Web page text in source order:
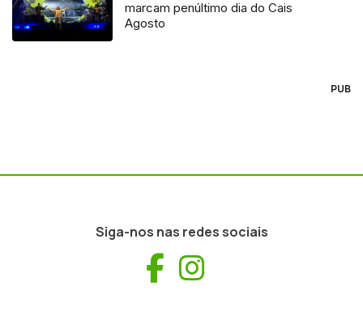
marcam penúltimo dia do Cais
Agosto
PUB
Siga-nos nas redes sociais
Facebook